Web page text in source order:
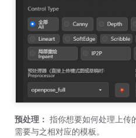
预处理： 指你想要如何处理上传
需要与之相对应的模板。